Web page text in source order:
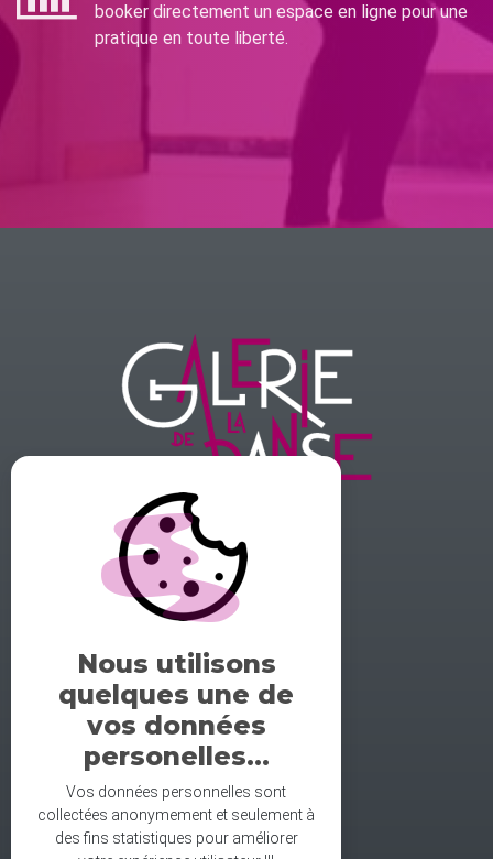
booker directement un espace en ligne pour une
pratique en toute liberté.
GALERIE DE LA DANSE
1 rue midol 25000 Besançon
tel: 06.71.93.54.75
contact@galeriedeladanse.fr
facebook/galeriedeladanse
instagram/lagaleriedeladanse
Nous utilisons
quelques une de
vos données
personelles...
Vos données personnelles sont
collectées anonymement et seulement à
des fins statistiques pour améliorer